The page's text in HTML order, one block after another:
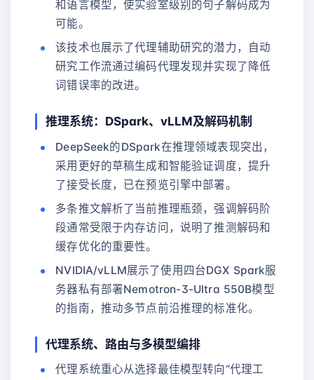
和语言模型，使实验室级别的句子解码成为
可能。
该技术也展示了代理辅助研究的潜力，自动
研究工作流通过编码代理发现并实现了降低
词错误率的改进。
推理系统：DSpark、vLLM及解码机制
DeepSeek的DSpark在推理领域表现突出，
采用更好的草稿生成和智能验证调度，提升
了接受长度，已在预览引擎中部署。
多条推文解析了当前推理瓶颈，强调解码阶
段通常受限于内存访问，说明了推测解码和
缓存优化的重要性。
NVIDIA/vLLM展示了使用四台DGX Spark服
务器私有部署Nemotron-3-Ultra 550B模型
的指南，推动多节点前沿推理的标准化。
代理系统、路由与多模型编排
代理系统重心从选择最佳模型转向“代理工